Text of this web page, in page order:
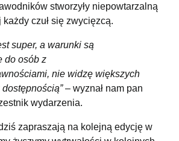
stworzyły niepowtarzalną
czuł się zwycięzcą.
super, a warunki są
do osób z
nie widzę większych
– wyznał nam pan
wydarzenia.
zapraszają na kolejną edycję w